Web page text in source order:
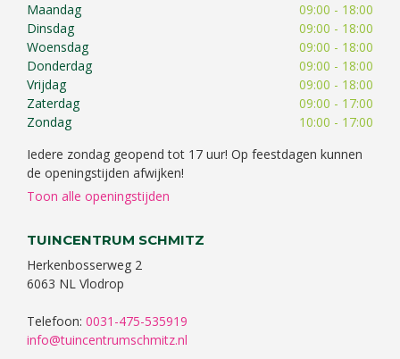
Maandag
09:00 - 18:00
Dinsdag
09:00 - 18:00
Woensdag
09:00 - 18:00
Donderdag
09:00 - 18:00
Vrijdag
09:00 - 18:00
Zaterdag
09:00 - 17:00
Zondag
10:00 - 17:00
Iedere zondag geopend tot 17 uur! Op feestdagen kunnen
de openingstijden afwijken!
Toon alle openingstijden
TUINCENTRUM SCHMITZ
Herkenbosserweg 2
6063 NL Vlodrop
Telefoon: 0031-475-535919
info@tuincentrumschmitz.nl